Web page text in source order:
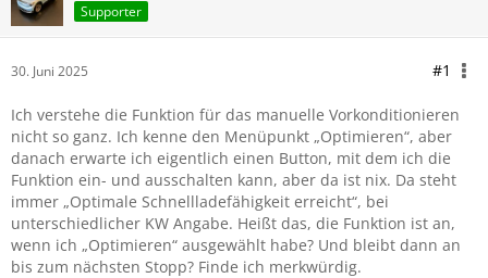
Supporter
30. Juni 2025 #1
Ich verstehe die Funktion für das manuelle Vorkonditionieren
nicht so ganz. Ich kenne den Menüpunkt „Optimieren“, aber
danach erwarte ich eigentlich einen Button, mit dem ich die
Funktion ein- und ausschalten kann, aber da ist nix. Da steht
immer „Optimale Schnellladefähigkeit erreicht“, bei
unterschiedlicher KW Angabe. Heißt das, die Funktion ist an,
wenn ich „Optimieren“ ausgewählt habe? Und bleibt dann an
bis zum nächsten Stopp? Finde ich merkwürdig.